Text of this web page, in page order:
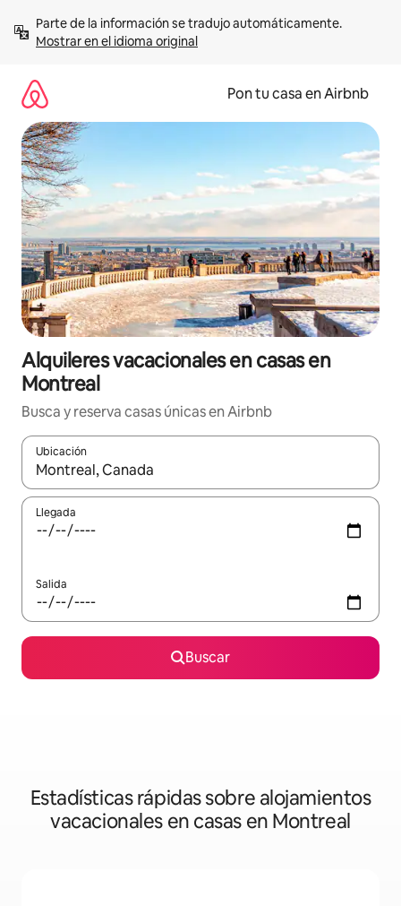
contenidoMostrar en el idioma original
Pon tu casa en Airbnb
Alquileres vacacionales en casas en
Montreal
Busca y reserva casas únicas en Airbnb
Ubicación
Cuando los resultados estén disponibles, navega con las
Llegada
Salida
Buscar
Estadísticas rápidas sobre alojamientos
vacacionales en casas en Montreal